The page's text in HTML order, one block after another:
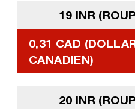
19 INR
0,31 CAD
CANADIEN)
20 INR